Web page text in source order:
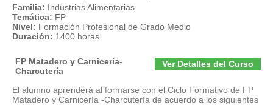
Familia: Industrias Alimentarias
Temática: FP
Nivel: Formación Profesional de Grado Medio
Duración: 1400 horas
Ver Detalles del Curso
FP Matadero y Carnicería-
Charcutería
El alumno aprenderá al formarse con el Ciclo Formativo de FP
Matadero y Carnicería -Charcutería de acuerdo a los siguientes